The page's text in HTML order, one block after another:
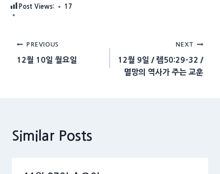
Post Views: 17
Post
navigation
PREVIOUS
12월 10일 월요일
NEXT
12월 9일 / 렘50:29-32 /
멸망의 역사가 주는 교훈
Similar Posts